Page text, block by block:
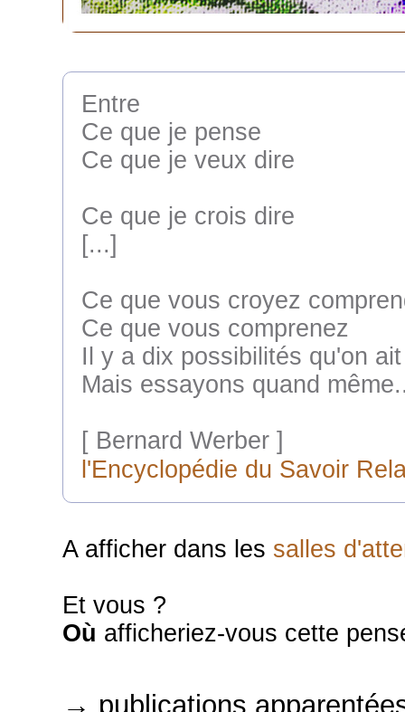
Entre
Ce que je pense
Ce que je veux dire
Ce que je crois dire
[...]
Ce que vous croyez
Ce que vous comprenez
Il y a dix possibilités qu'on
Mais essayons quand
[ Bernard Werber ]
l'Encyclopédie du Savoir
A afficher dans les salles
Et vous ?
Où afficheriez-vous cette
→ publications